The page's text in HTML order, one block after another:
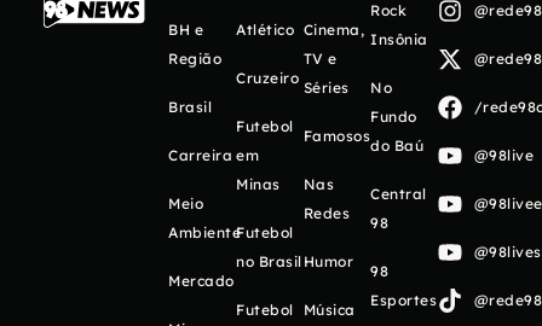
BH e
Região
Brasil
Carreira
Meio
Ambiente
Mercado
Atlético
Cruzeiro
Futebol
em
Minas
Futebol
no Brasil
Futebol
Cinema,
TV e
Séries
Famosos
Nas
Redes
Humor
Música
Rock
Insônia
No
Fundo
do Baú
Central
98
98
Esportes
/
@98live